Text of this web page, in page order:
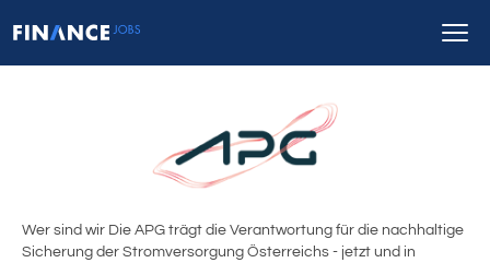
Wer sind wir Die APG trägt die Verantwortung für die nachhaltige
Sicherung der Stromversorgung Österreichs - jetzt und in